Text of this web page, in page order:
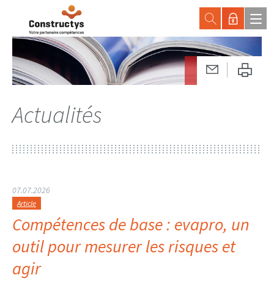
Actualités
07.07.2026
Article
Compétences de base : evapro, un
outil pour mesurer les risques et
agir